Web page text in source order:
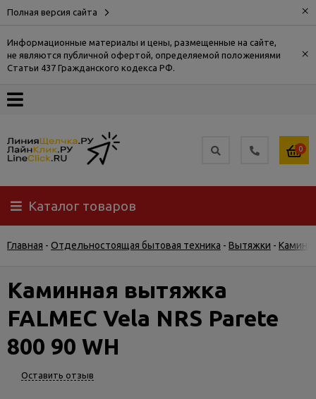
Полная версия сайта ×
Информационные материалы и цены, размещенные на сайте,
не являются публичной офертой, определяемой положениями
Статьи 437 Гражданского кодекса РФ.
×
О
Доставка
Самовывоз
Гарантия
Услуги
и
сервис
0
Каталог товаров
Главная - Отдельностоящая бытовая техника - Вытяжки -
Каминная вытяжка
FALMEC Vela NRS Parete
800 90 WH
Оставить отзыв